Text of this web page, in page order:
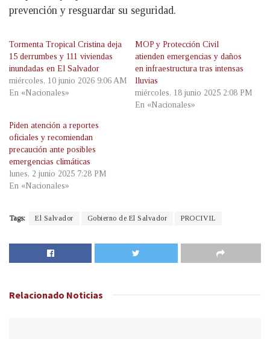
prevención y resguardar su seguridad.
Tormenta Tropical Cristina deja
15 derrumbes y 111 viviendas
inundadas en El Salvador
miércoles, 10 junio 2026 9:06 AM
En «Nacionales»
MOP y Protección Civil
atienden emergencias y daños
en infraestructura tras intensas
lluvias
miércoles, 18 junio 2025 2:08 PM
En «Nacionales»
Piden atención a reportes
oficiales y recomiendan
precaución ante posibles
emergencias climáticas
lunes, 2 junio 2025 7:28 PM
En «Nacionales»
Tags: El Salvador Gobierno de El Salvador PROCIVIL
Relacionado Noticias